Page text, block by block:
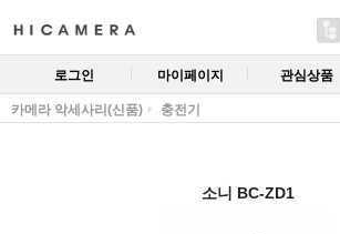
로그인 마이페이지 관심상품
카메라 악세사리(신품) 충전기
소니 BC-ZD1